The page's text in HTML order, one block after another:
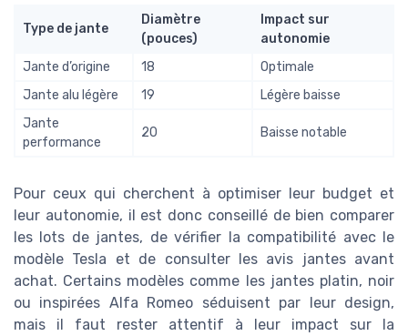
Type de jante
Diamètre
(pouces)
Impact sur
autonomie
Jante d’origine
18
Optimale
Jante alu légère
19
Légère baisse
Jante
performance
20 Baisse notable
Pour ceux qui cherchent à optimiser leur budget et
leur autonomie, il est donc conseillé de bien comparer
les lots de jantes, de vérifier la compatibilité avec le
modèle Tesla et de consulter les avis jantes avant
achat. Certains modèles comme les jantes platin, noir
ou inspirées Alfa Romeo séduisent par leur design,
mais il faut rester attentif à leur impact sur la